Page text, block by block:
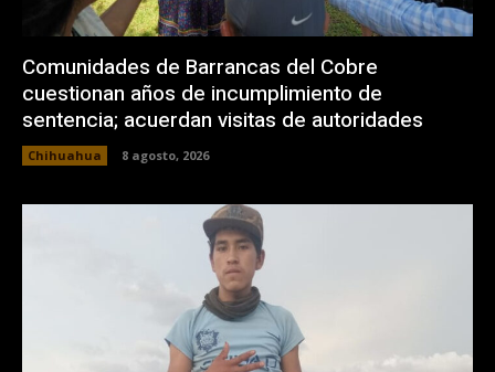
Comunidades de Barrancas del Cobre
cuestionan años de incumplimiento de
sentencia; acuerdan visitas de autoridades
Chihuahua 8 agosto, 2026